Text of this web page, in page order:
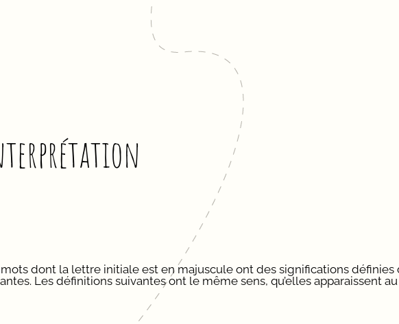
dont la lettre initiale est en majuscule ont des significations définies
Les définitions suivantes ont le même sens, qu’elles apparaissent